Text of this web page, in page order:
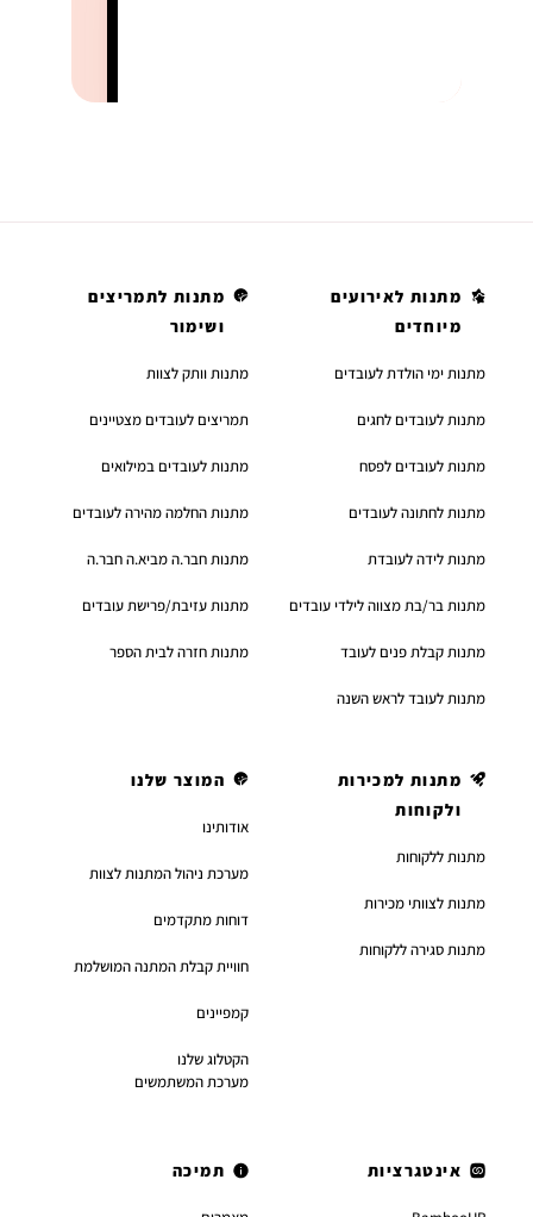
מתנות לאירועים
מיוחדים
מתנות ימי הולדת לעובדים
מתנות לעובדים לחגים
מתנות לעובדים לפסח
מתנות לחתונה לעובדים
מתנות לידה לעובדת
מתנות בר/בת מצווה לילדי עובדים
מתנות קבלת פנים לעובד
מתנות לעובד לראש השנה
מתנות לתמריצים
ושימור
מתנות וותק לצוות
תמריצים לעובדים מצטיינים
מתנות לעובדים במילואים
מתנות החלמה מהירה לעובדים
מתנות חבר.ה מביא.ה חבר.ה
מתנות עזיבת/פרישת עובדים
מתנות חזרה לבית הספר
מתנות למכירות
ולקוחות
מתנות ללקוחות
מתנות לצוותי מכירות
מתנות סגירה ללקוחות
המוצר שלנו
אודותינו
מערכת ניהול המתנות לצוות
דוחות מתקדמים
חוויית קבלת המתנה המושלמת
קמפיינים
הקטלוג שלנו
מערכת המשתמשים
אינטגרציות תמיכה